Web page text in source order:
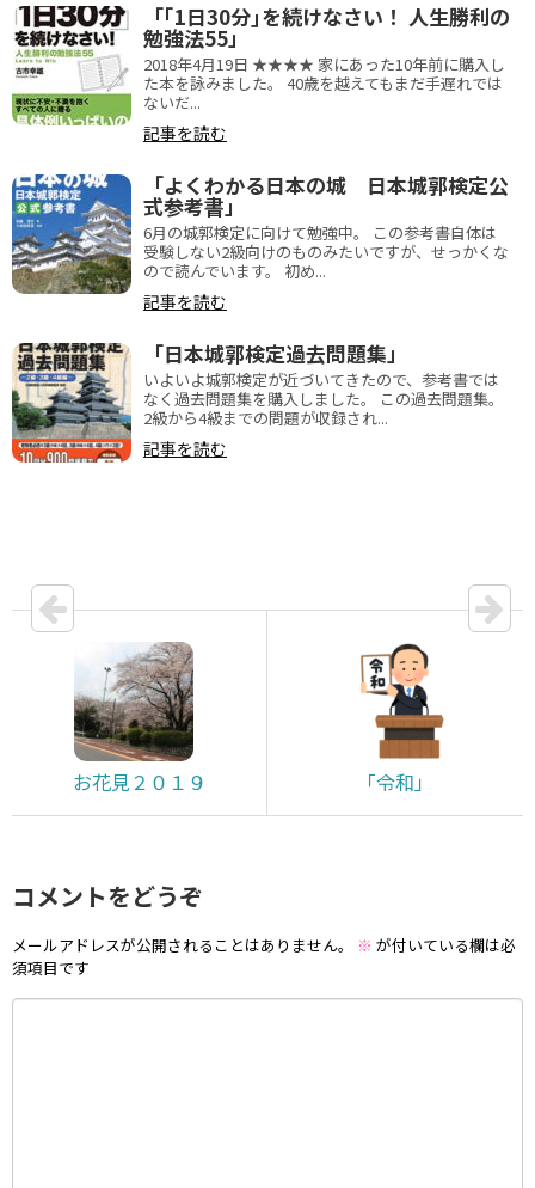
「｢1日30分｣を続けなさい！ 人生勝利の
勉強法55」
2018年4月19日 ★★★★ 家にあった10年前に購入し
た本を詠みました。 40歳を越えてもまだ手遅れでは
ないだ...
記事を読む
「よくわかる日本の城 日本城郭検定公
式参考書」
6月の城郭検定に向けて勉強中。 この参考書自体は
受験しない2級向けのものみたいですが、せっかくな
ので読んでいます。 初め...
記事を読む
「日本城郭検定過去問題集」
いよいよ城郭検定が近づいてきたので、参考書では
なく過去問題集を購入しました。 この過去問題集。
2級から4級までの問題が収録され...
記事を読む
お花見２０１９ 「令和」
コメントをどうぞ
メールアドレスが公開されることはありません。 ※ が付いている欄は必
須項目です